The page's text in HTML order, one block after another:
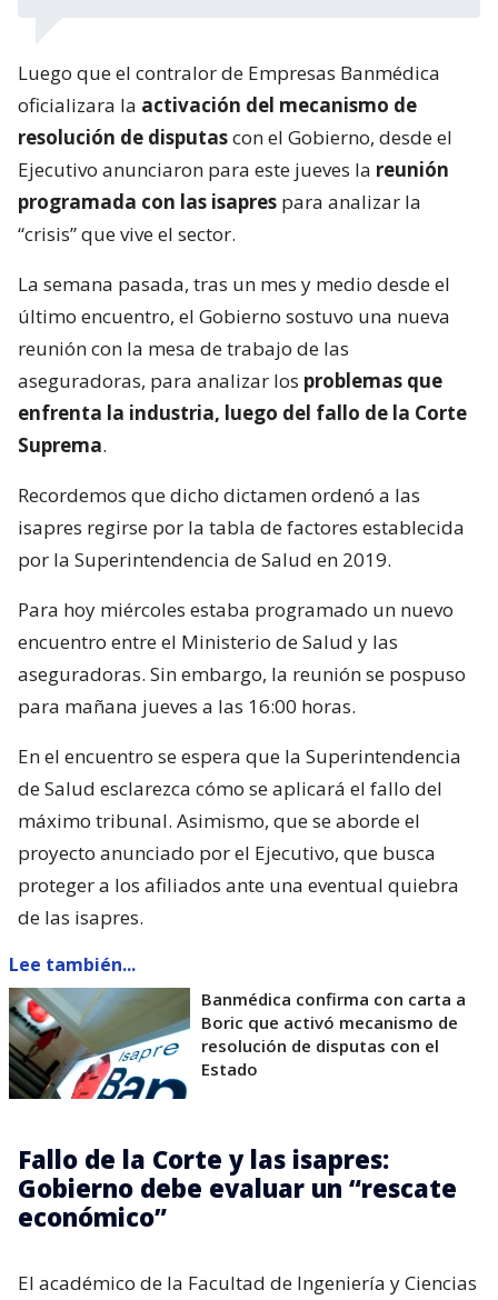
Luego que el contralor de Empresas Banmédica
oficializara la activación del mecanismo de
resolución de disputascon el Gobierno, desde el
Ejecutivo anunciaron para este jueves la reunión
programada con las isapres para analizar la
“crisis” que vive el sector.
La semana pasada, tras un mes y medio desde el
último encuentro, el Gobierno sostuvo una nueva
reunión con la mesa de trabajo de las
aseguradoras, para analizar los problemas que
enfrenta la industria, luego del fallo de la Corte
Suprema.
Recordemos que dicho dictamen ordenó a las
isapres regirse por la tabla de factores establecida
por la Superintendencia de Salud en 2019.
Para hoy miércoles estaba programado un nuevo
encuentro entre el Ministerio de Salud y las
aseguradoras. Sin embargo, la reunión se pospuso
para mañana jueves a las 16:00 horas.
En el encuentro se espera que la Superintendencia
de Salud esclarezca cómo se aplicará el fallo del
máximo tribunal. Asimismo, que se aborde el
proyecto anunciado por el Ejecutivo, que busca
proteger a los afiliados ante una eventual quiebra
de las isapres.
Lee también...
Banmédica confirma con carta a
Boric que activó mecanismo de
resolución de disputas con el
Estado
Fallo de la Corte y las isapres:
Gobierno debe evaluar un “rescate
económico”
El académico de la Facultad de Ingeniería y Ciencias